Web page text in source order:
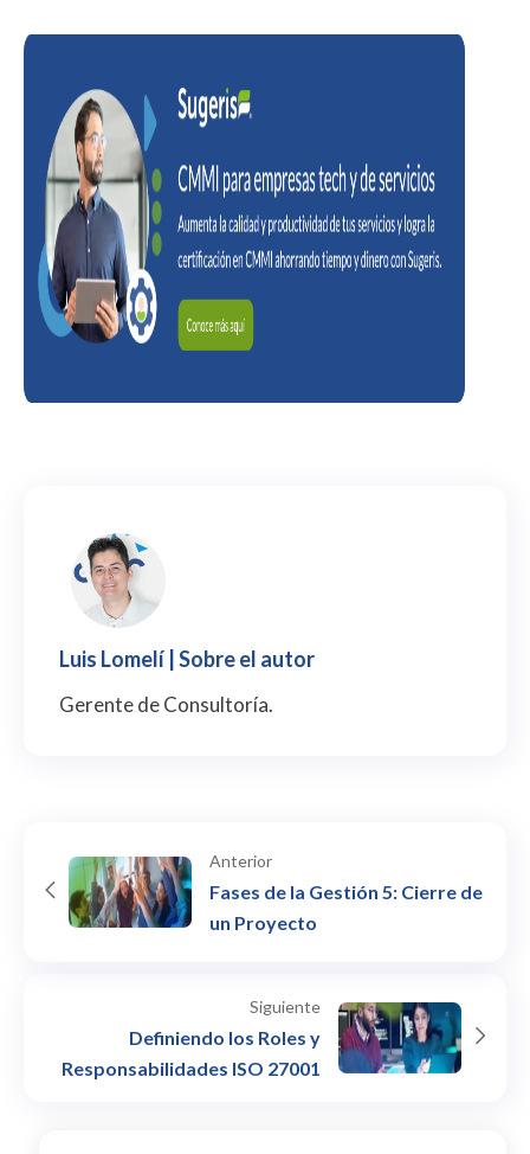
Luis Lomelí | Sobre el autor
Gerente de Consultoría.
Anterior
Fases de la Gestión 5: Cierre de
un Proyecto
Siguiente
Definiendo los Roles y
Responsabilidades ISO 27001